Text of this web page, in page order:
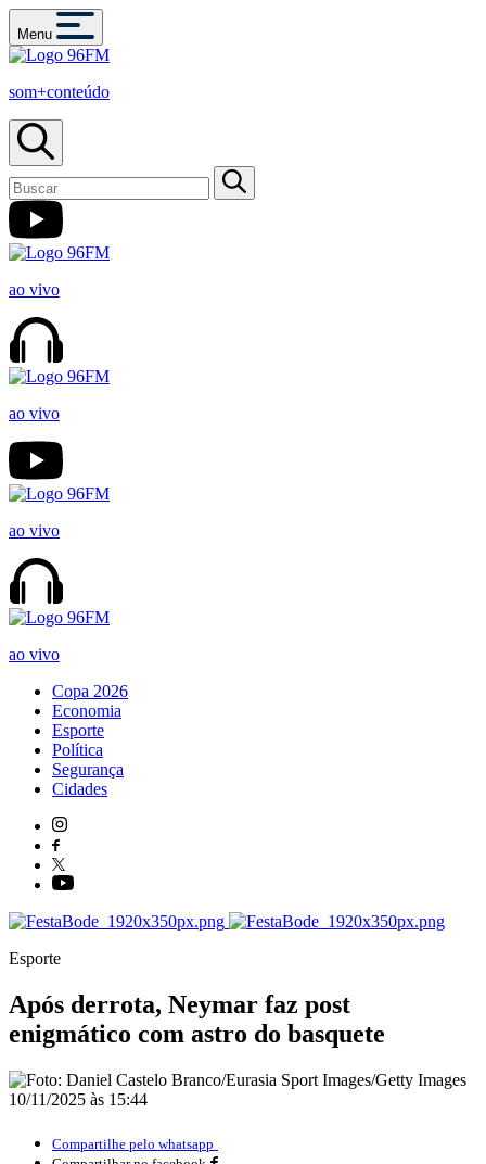
Menu
som+conteúdo
ao vivo
ao vivo
ao vivo
ao vivo
Copa 2026
Economia
Esporte
Política
Segurança
Cidades
Esporte
Após derrota, Neymar faz post
enigmático com astro do basquete
10/11/2025 às 15:44
Compartilhe pelo whatsapp